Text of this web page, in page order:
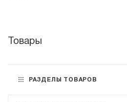
Товары
РАЗДЕЛЫ ТОВАРОВ